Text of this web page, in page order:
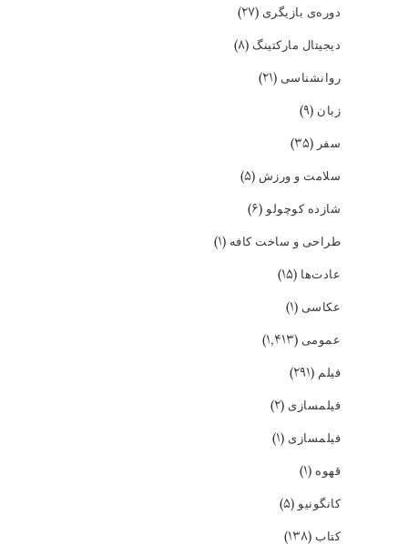
دوره‌ی بازیگری (۲۷)
دیجیتال مارکتینگ (۸)
روانشناسی (۲۱)
زبان (۹)
سفر (۳۵)
سلامت و ورزش (۵)
شازده کوچولو(۶)
طراحی و ساخت کافه (۱)
عادت‌ها (۱۵)
عکاسی (۱)
عمومی (۱,۴۱۳)
فیلم (۲۹۱)
فیلمسازی (۲)
فیلمسازی (۱)
قهوه (۱)
کانگونیو(۵)
کتاب (۱۳۸)